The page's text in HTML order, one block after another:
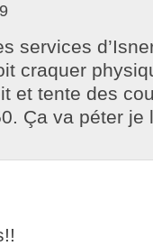
services
craquer
et tente des
Ça va péter je